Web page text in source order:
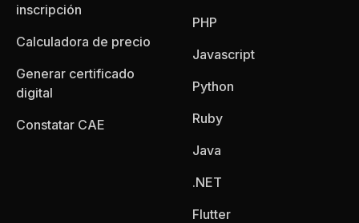
inscripción
Calculadora de precio
Generar certificado
digital
Constatar CAE
PHP
Javascript
Python
Ruby
Java
.NET
Flutter